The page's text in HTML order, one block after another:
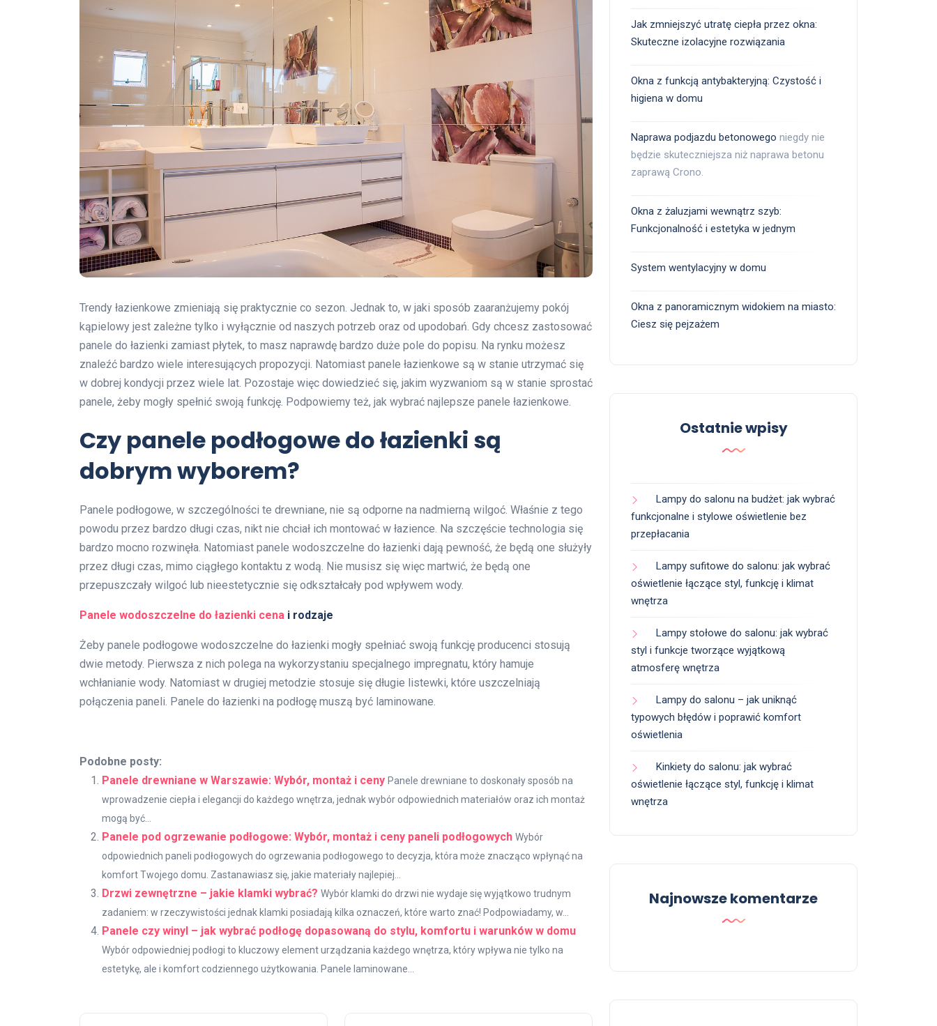
Trendy łazienkowe zmieniają się praktycznie co sezon. Jednak to, w jaki sposób zaaranżujemy pokój
kąpielowy jest zależne tylko i wyłącznie od naszych potrzeb oraz od upodobań. Gdy chcesz zastosować
panele do łazienki zamiast płytek, to masz naprawdę bardzo duże pole do popisu. Na rynku możesz
znaleźć bardzo wiele interesujących propozycji. Natomiast panele łazienkowe są w stanie utrzymać się
w dobrej kondycji przez wiele lat. Pozostaje więc dowiedzieć się, jakim wyzwaniom są w stanie sprostać
panele, żeby mogły spełnić swoją funkcję. Podpowiemy też, jak wybrać najlepsze panele łazienkowe.
Czy panele podłogowe do łazienki są
dobrym wyborem?
Panele podłogowe, w szczególności te drewniane, nie są odporne na nadmierną wilgoć. Właśnie z tego
powodu przez bardzo długi czas, nikt nie chciał ich montować w łazience. Na szczęście technologia się
bardzo mocno rozwinęła. Natomiast panele wodoszczelne do łazienki dają pewność, że będą one służyły
przez długi czas, mimo ciągłego kontaktu z wodą. Nie musisz się więc martwić, że będą one
przepuszczały wilgoć lub nieestetycznie się odkształcały pod wpływem wody.
Panele wodoszczelne do łazienki cena i rodzaje
Żeby panele podłogowe wodoszczelne do łazienki mogły spełniać swoją funkcję producenci stosują
dwie metody. Pierwsza z nich polega na wykorzystaniu specjalnego impregnatu, który hamuje
wchłanianie wody. Natomiast w drugiej metodzie stosuje się długie listewki, które uszczelniają
połączenia paneli. Panele do łazienki na podłogę muszą być laminowane.
Podobne posty:
Panele drewniane w Warszawie: Wybór, montaż i ceny Panele drewniane to doskonały sposób na
wprowadzenie ciepła i elegancji do każdego wnętrza, jednak wybór odpowiednich materiałów oraz ich montaż
mogą być...
Panele pod ogrzewanie podłogowe: Wybór, montaż i ceny paneli podłogowych Wybór
odpowiednich paneli podłogowych do ogrzewania podłogowego to decyzja, która może znacząco wpłynąć na
komfort Twojego domu. Zastanawiasz się, jakie materiały najlepiej...
Drzwi zewnętrzne – jakie klamki wybrać? Wybór klamki do drzwi nie wydaje się wyjątkowo trudnym
zadaniem: w rzeczywistości jednak klamki posiadają kilka oznaczeń, które warto znać! Podpowiadamy, w...
Panele czy winyl – jak wybrać podłogę dopasowaną do stylu, komfortu i warunków w domu
Wybór odpowiedniej podłogi to kluczowy element urządzania każdego wnętrza, który wpływa nie tylko na
estetykę, ale i komfort codziennego użytkowania. Panele laminowane...
Jak zmniejszyć utratę ciepła przez okna:
Skuteczne izolacyjne rozwiązania
Okna z funkcją antybakteryjną: Czystość i
higiena w domu
Naprawa podjazdu betonowego niegdy nie
będzie skuteczniejsza niż naprawa betonu
zaprawą Crono.
Okna z żaluzjami wewnątrz szyb:
Funkcjonalność i estetyka w jednym
System wentylacyjny w domu
Okna z panoramicznym widokiem na miasto:
Ciesz się pejzażem
Ostatnie wpisy
Lampy do salonu na budżet: jak wybrać
funkcjonalne i stylowe oświetlenie bez
przepłacania
Lampy sufitowe do salonu: jak wybrać
oświetlenie łączące styl, funkcję i klimat
wnętrza
Lampy stołowe do salonu: jak wybrać
styl i funkcje tworzące wyjątkową
atmosferę wnętrza
Lampy do salonu – jak uniknąć
typowych błędów i poprawić komfort
oświetlenia
Kinkiety do salonu: jak wybrać
oświetlenie łączące styl, funkcję i klimat
wnętrza
Najnowsze komentarze